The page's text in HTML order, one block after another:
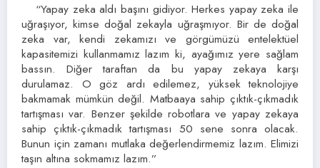
“Yapay zeka aldı başını gidiyor. Herkes yapay zeka ile
uğraşıyor, kimse doğal zekayla uğraşmıyor. Bir de doğal
zeka var, kendi zekamızı ve görgümüzü entelektüel
kapasitemizi kullanmamız lazım ki, ayağımız yere sağlam
bassın. Diğer taraftan da bu yapay zekaya karşı
durulamaz. O göz ardı edilemez, yüksek teknolojiye
bakmamak mümkün değil. Matbaaya sahip çıktık-çıkmadık
tartışması var. Benzer şekilde robotlara ve yapay zekaya
sahip çıktık-çıkmadık tartışması 50 sene sonra olacak.
Bunun için zamanı mutlaka değerlendirmemiz lazım. Elimizi
taşın altına sokmamız lazım.”